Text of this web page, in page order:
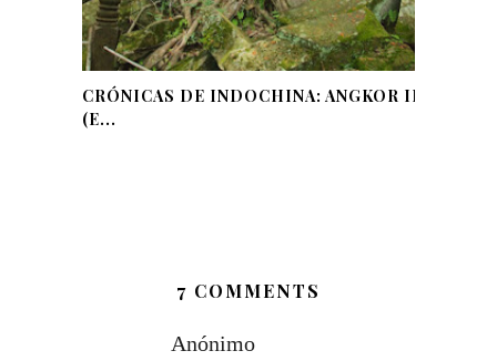
CRÓNICAS DE INDOCHINA: ANGKOR II
(E...
7 COMMENTS
Anónimo